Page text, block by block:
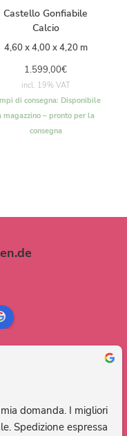
Castello Gonfiabile
Calcio
4,60 x 4,00 x 4,20 m
1.599,00€
incl. 19% VAT
di consegna: Disponibile
magazzino – pronto per la
consegna
domanda. I migliori
Spedizione espressa